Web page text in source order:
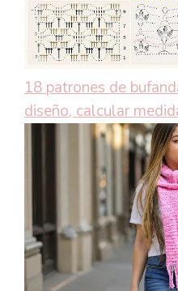
18 patrones de
diseño, calcular